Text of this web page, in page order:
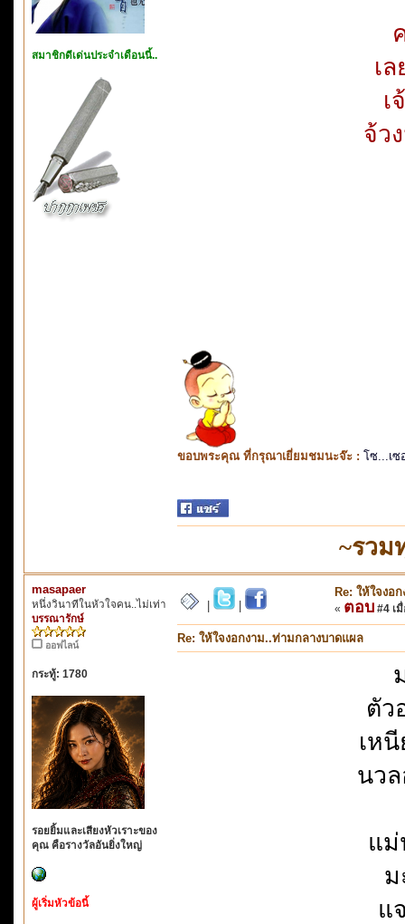
สมาชิกดีเด่นประจำเดือนนี้..
เ
เ
จ้ว
ขอบพระคุณ ที่กรุณาเยี่ยมชมนะจ๊ะ : โซ...เซ
~รวม
masapaer
หนึ่งวินาทีในหัวใจคน..ไม่เท่า
บรรณารักษ์
ออฟไลน์
กระทู้: 1780
รอยยิ้มและเสียงหัวเราะของ
คุณ คือรางวัลอันยิ่งใหญ่
ผู้เริ่มหัวข้อนี้
Re: ให้ใจงอ
« ตอบ #4 เ
Re: ให้ใจงอกงาม..ท่ามกลางบาดแผล
ตัว
เห
นว
แม่
ม
แ